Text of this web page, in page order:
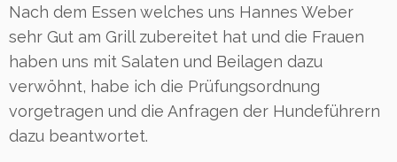
Nach dem Essen welches uns Hannes Weber
sehr Gut am Grill zubereitet hat und die Frauen
haben uns mit Salaten und Beilagen dazu
verwöhnt, habe ich die Prüfungsordnung
vorgetragen und die Anfragen der Hundeführern
dazu beantwortet.